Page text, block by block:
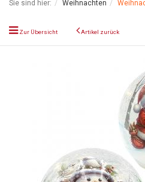
Sie sind hier: Weihnachten
Zur Übersicht Artikel zurück